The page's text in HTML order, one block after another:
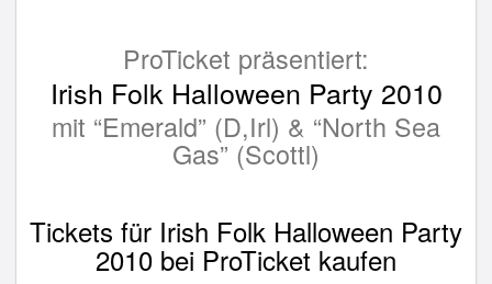
ProTicket präsentiert:
Irish Folk Halloween Party 2010
mit “Emerald” (D,Irl) & “North Sea
Gas” (Scottl)
Tickets für Irish Folk Halloween Party
2010 bei ProTicket kaufen